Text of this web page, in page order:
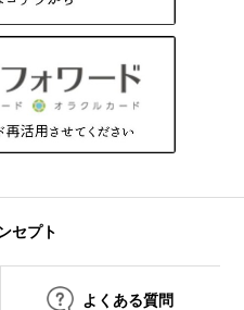
セプト
よくある質問